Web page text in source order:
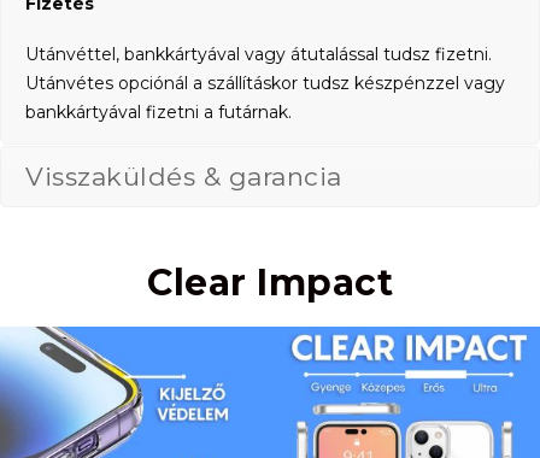
Utánvéttel, bankkártyával vagy átutalással tudsz fizetni.
Utánvétes opciónál a szállításkor tudsz készpénzzel vagy
bankkártyával fizetni a futárnak.
Visszaküldés & garancia
Clear Impact